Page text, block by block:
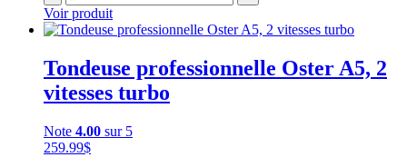
Voir produit
Tondeuse professionnelle Oster A5, 2
vitesses turbo
Note 4.00 sur 5
259.99$